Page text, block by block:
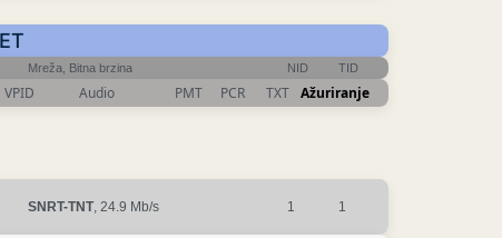
Mreža, Bitna brzina NID TID
VPID Audio PMT PCR TXT Ažuriranje
SNRT-TNT, 24.9 Mb/s 1 1